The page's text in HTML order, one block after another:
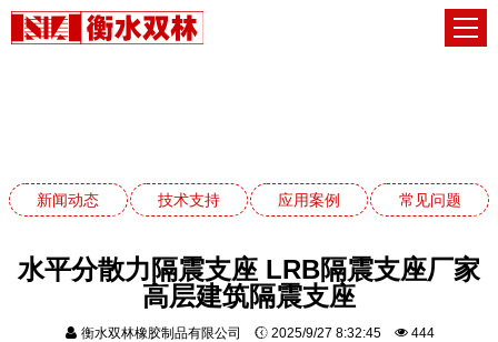
新闻动态 技术支持 应用案例 常见问题
水平分散力隔震支座 LRB隔震支座厂家
高层建筑隔震支座
衡水双林橡胶制品有限公司 2025/9/27 8:32:45 444